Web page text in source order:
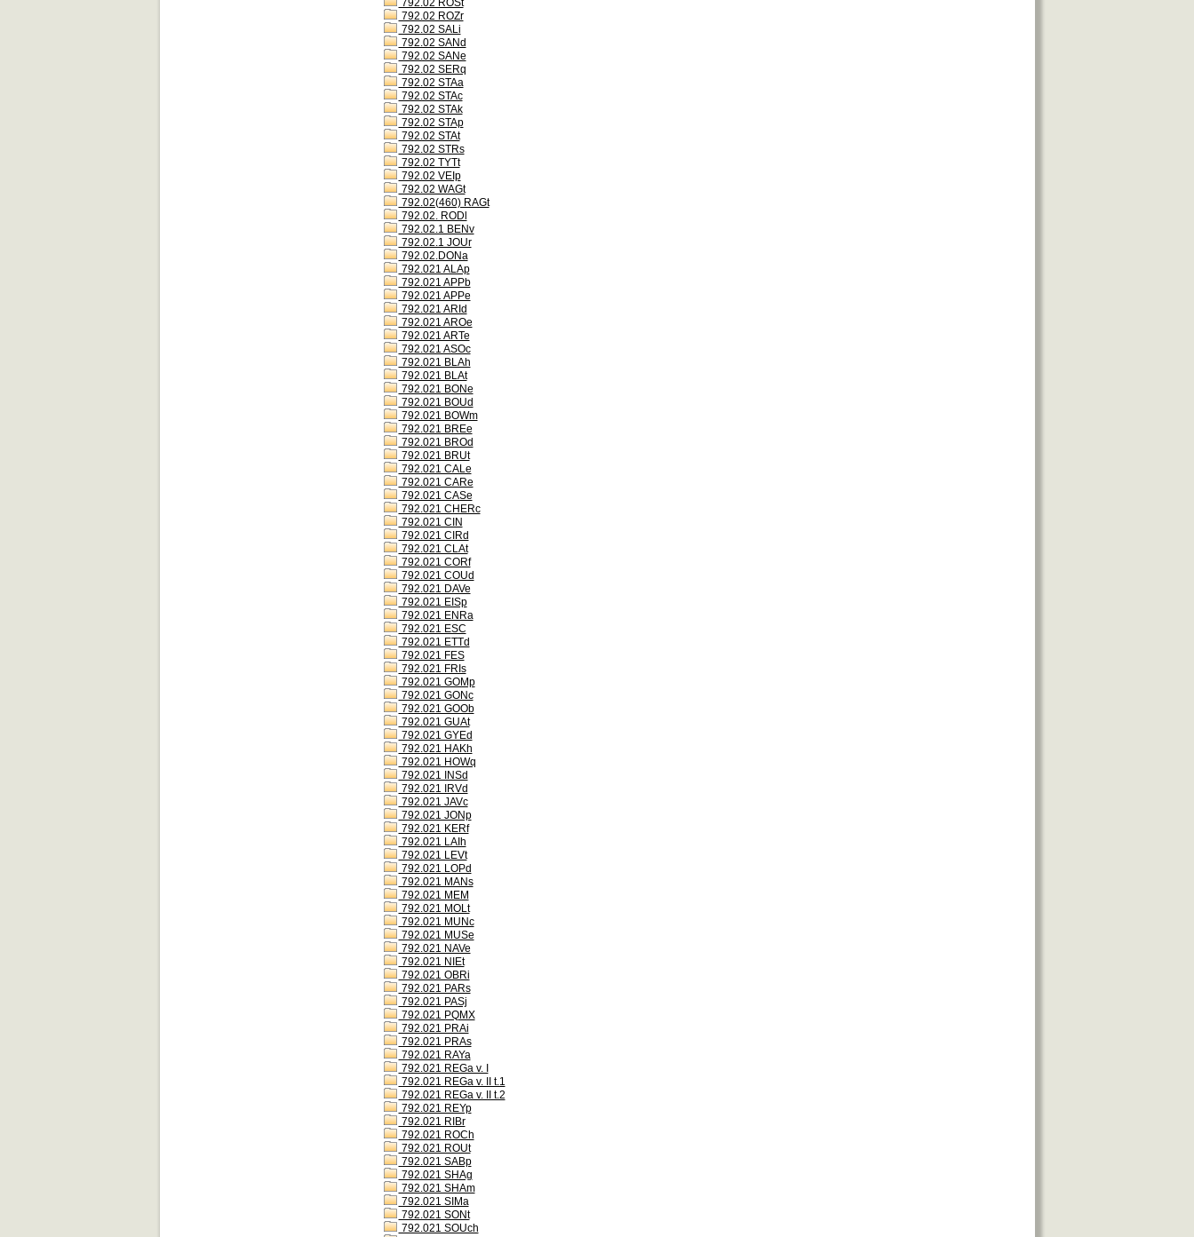
792.02 ROSt
792.02 ROZr
792.02 SALi
792.02 SANd
792.02 SANe
792.02 SERq
792.02 STAa
792.02 STAc
792.02 STAk
792.02 STAp
792.02 STAt
792.02 STRs
792.02 TYTt
792.02 VEIp
792.02 WAGt
792.02(460) RAGt
792.02. RODl
792.02.1 BENv
792.02.1 JOUr
792.02.DONa
792.021 ALAp
792.021 APPb
792.021 APPe
792.021 ARId
792.021 AROe
792.021 ARTe
792.021 ASOc
792.021 BLAh
792.021 BLAt
792.021 BONe
792.021 BOUd
792.021 BOWm
792.021 BREe
792.021 BROd
792.021 BRUt
792.021 CALe
792.021 CARe
792.021 CASe
792.021 CHERc
792.021 CIN
792.021 CIRd
792.021 CLAt
792.021 CORf
792.021 COUd
792.021 DAVe
792.021 EISp
792.021 ENRa
792.021 ESC
792.021 ETTd
792.021 FES
792.021 FRIs
792.021 GOMp
792.021 GONc
792.021 GOOb
792.021 GUAt
792.021 GYEd
792.021 HAKh
792.021 HOWq
792.021 INSd
792.021 IRVd
792.021 JAVc
792.021 JONp
792.021 KERf
792.021 LAIh
792.021 LEVt
792.021 LOPd
792.021 MANs
792.021 MEM
792.021 MOLt
792.021 MUNc
792.021 MUSe
792.021 NAVe
792.021 NIEt
792.021 OBRi
792.021 PARs
792.021 PASj
792.021 PQMX
792.021 PRAi
792.021 PRAs
792.021 RAYa
792.021 REGa v. I
792.021 REGa v. II t.1
792.021 REGa v. II t.2
792.021 REYp
792.021 RIBr
792.021 ROCh
792.021 ROUt
792.021 SABp
792.021 SHAg
792.021 SHAm
792.021 SIMa
792.021 SONt
792.021 SOUch